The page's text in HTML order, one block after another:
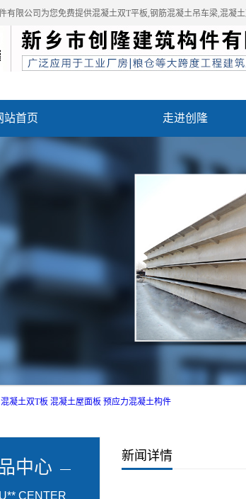
有限公司为您免费提供混凝土双T平板,钢筋混凝土吊车梁,混凝
站首页 走进创隆
质荣誉 成功案例
混凝土双T板 混凝土屋面板 预应力混凝土构件
中心
CENTER
新闻详情